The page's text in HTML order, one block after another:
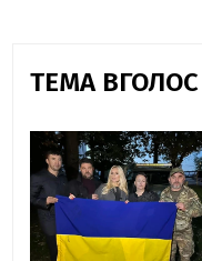
ТЕМА ВГОЛОС